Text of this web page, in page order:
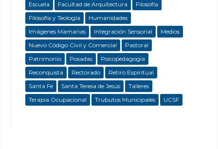
Escuela
Facultad de Arquitectura
Filosofía
Filosofía y Teología
Humanidades
Imágenes Mamarias
Integración Sensorial
Medios
Nuevo Código Civil y Comercial
Pastoral
Patrimonio
Posadas
Psicopedagogía
Reconquista
Rectorado
Retiro Espiritual
Santa Fe
Santa Teresa de Jesús
Talleres
Terapia Ocupacional
Trubutos Municipales UCSF